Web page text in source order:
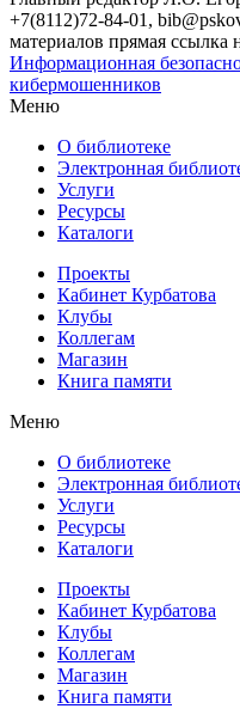
+7(8112)72-84-01,
материалов прямая ссылка
Информационная
кибермошенников
Меню
О библиотеке
Электронная
Услуги
Ресурсы
Каталоги
Проекты
Кабинет Курбатова
Клубы
Коллегам
Магазин
Книга памяти
Меню
О библиотеке
Электронная
Услуги
Ресурсы
Каталоги
Проекты
Кабинет Курбатова
Клубы
Коллегам
Магазин
Книга памяти